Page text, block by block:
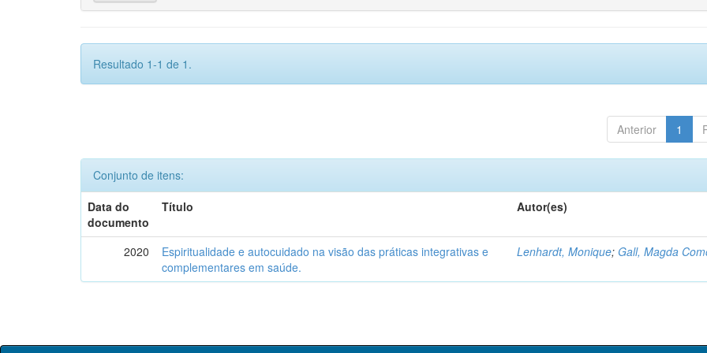
Resultado 1-1 de 1.
Anterior 1
Conjunto de itens:
Data do
documento
Título Autor(es)
2020
Espiritualidade e autocuidado na visão das práticas integrativas e
complementares em saúde.
Lenhardt, Monique; Gall, Magda